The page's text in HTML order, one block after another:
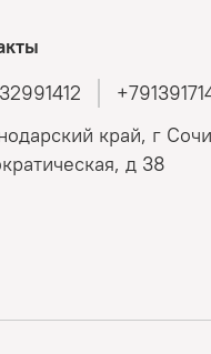
край, г
д 38